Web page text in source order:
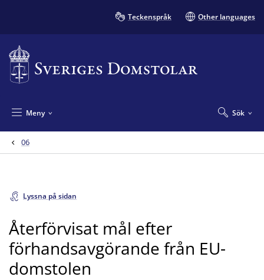
Teckenspråk Other languages
Sök
Meny
06
Lyssna på sidan
Återförvisat mål efter
förhandsavgörande från EU-
domstolen